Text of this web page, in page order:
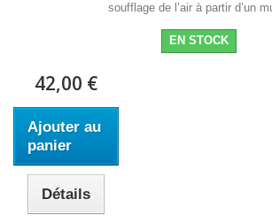
soufflage de l’air à partir d’un
EN STOCK
42,00 €
Ajouter au
panier
Détails